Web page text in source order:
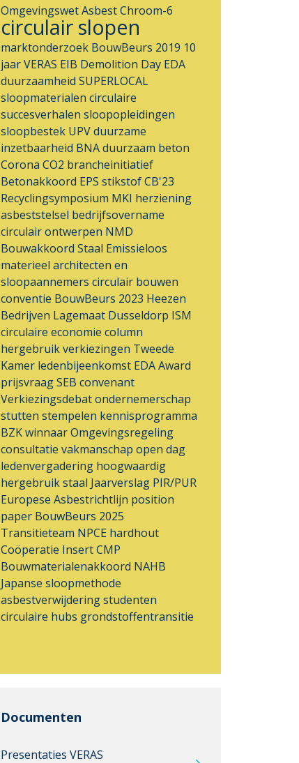
OmgevingswetAsbestChroom-6
circulair slopen
marktonderzoek BouwBeurs 2019 10
jaar VERAS EIB Demolition Day EDA
duurzaamheid SUPERLOCAL
sloopmaterialen circulaire
succesverhalen sloopopleidingen
sloopbestek UPVduurzame
inzetbaarheid BNAduurzaam beton
Corona CO2 brancheinitiatief
Betonakkoord EPS stikstofCB'23
Recyclingsymposium MKI herziening
asbeststelsel bedrijfsovername
circulair ontwerpen NMD
Bouwakkoord Staal Emissieloos
materieel architecten en
sloopaannemers circulair bouwen
conventie BouwBeurs 2023 Heezen
Bedrijven Lagemaat Dusseldorp ISM
circulaire economie column
hergebruikverkiezingen Tweede
Kamer ledenbijeenkomst EDA Award
prijsvraagSEB convenant
Verkiezingsdebatondernemerschap
stutten stempelen kennisprogramma
BZKwinnaarOmgevingsregeling
consultatie vakmanschap open dag
ledenvergadering hoogwaardig
hergebruikstaal Jaarverslag PIR/PUR
Europese Asbestrichtlijn position
paper BouwBeurs 2025
Transitieteam NPCE hardhout
Coöperatie InsertCMP
Bouwmaterialenakkoord NAHB
Japanse sloopmethode
asbestverwijderingstudenten
circulaire hubs grondstoffentransitie
Documenten
Presentaties VERAS